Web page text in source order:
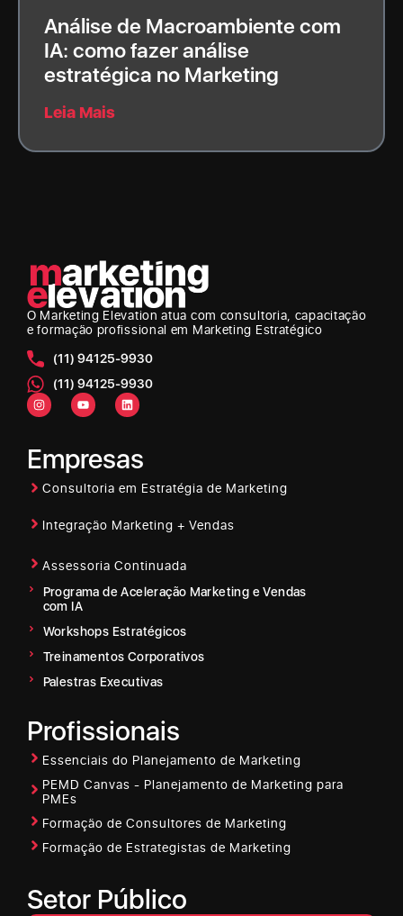
Análise de Macroambiente com
IA: como fazer análise
estratégica no Marketing
Leia Mais
O Marketing Elevation atua com consultoria, capacitação
e formação profissional em Marketing Estratégico
(11) 94125-9930
(11) 94125-9930
Empresas
Consultoria em Estratégia de Marketing
Integração Marketing + Vendas
Assessoria Continuada
Programa de Aceleração Marketing e Vendas
com IA
Workshops Estratégicos
Treinamentos Corporativos
Palestras Executivas
Profissionais
Essenciais do Planejamento de Marketing
PEMD Canvas - Planejamento de Marketing para
PMEs
Formação de Consultores de Marketing
Formação de Estrategistas de Marketing
Setor Público